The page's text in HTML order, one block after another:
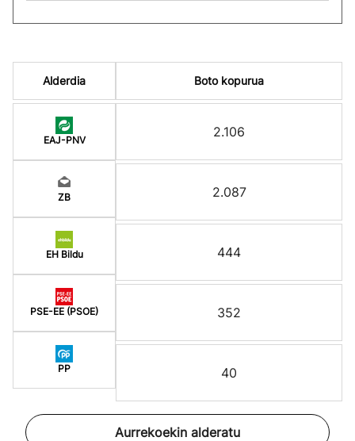
Alderdia
EAJ-PNV
ZB
EH Bildu
PSE-EE (PSOE)
PP
Boto kopurua
2.106
2.087
444
352
40
Aurrekoekin alderatu